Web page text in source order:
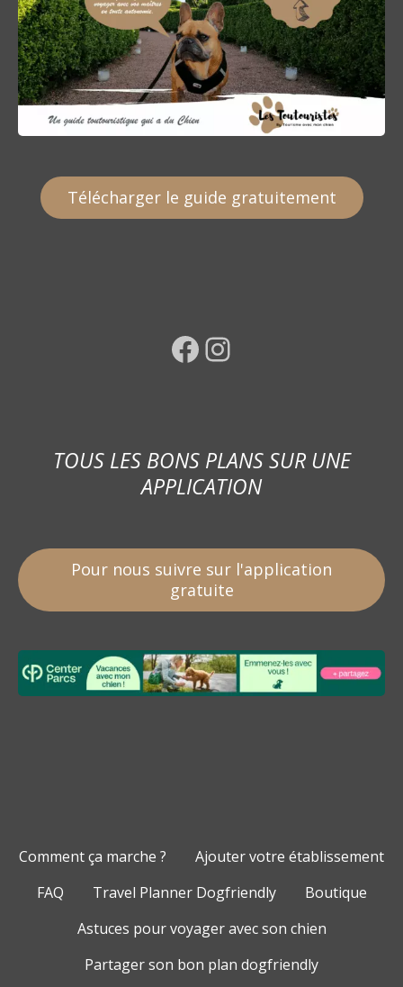
Télécharger le guide gratuitement
Facebook Instagram
TOUS LES BONS PLANS SUR UNE
APPLICATION
Pour nous suivre sur l'application
gratuite
Comment ça marche ?
Ajouter votre établissement
FAQ
Travel Planner Dogfriendly
Boutique
Astuces pour voyager avec son chien
Partager son bon plan dogfriendly